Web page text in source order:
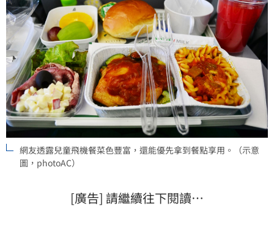
網友透露兒童飛機餐菜色豐富，還能優先拿到餐點享用。（示意
圖，photoAC）
[廣告] 請繼續往下閱讀…